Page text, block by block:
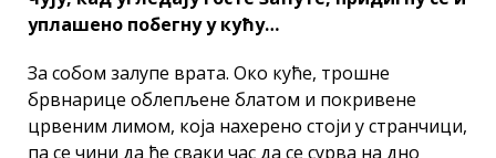
уплашено побегну у кућу…
За собом залупе врата. Око куће, трошне
брвнарице облепљене блатом и покривене
црвеним лимом, која нахерено стоји у странчици,
па се чини да ће сваки час да се сурва на дно